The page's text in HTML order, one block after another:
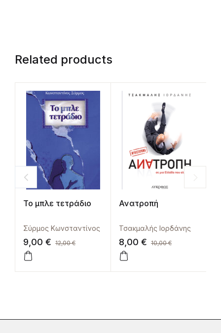
Related products
Το μπλε τετράδιο
Σύρμος Κωνσταντίνος
9,00 € 12,00€
Ανατροπή
Τσακμαλής Ιορδάνης
8,00 € 10,00€